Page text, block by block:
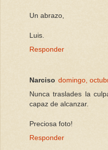
Un abrazo,
Luis.
Responder
Narciso domingo,
Nunca traslades la
capaz de alcanzar.
Preciosa foto!
Responder